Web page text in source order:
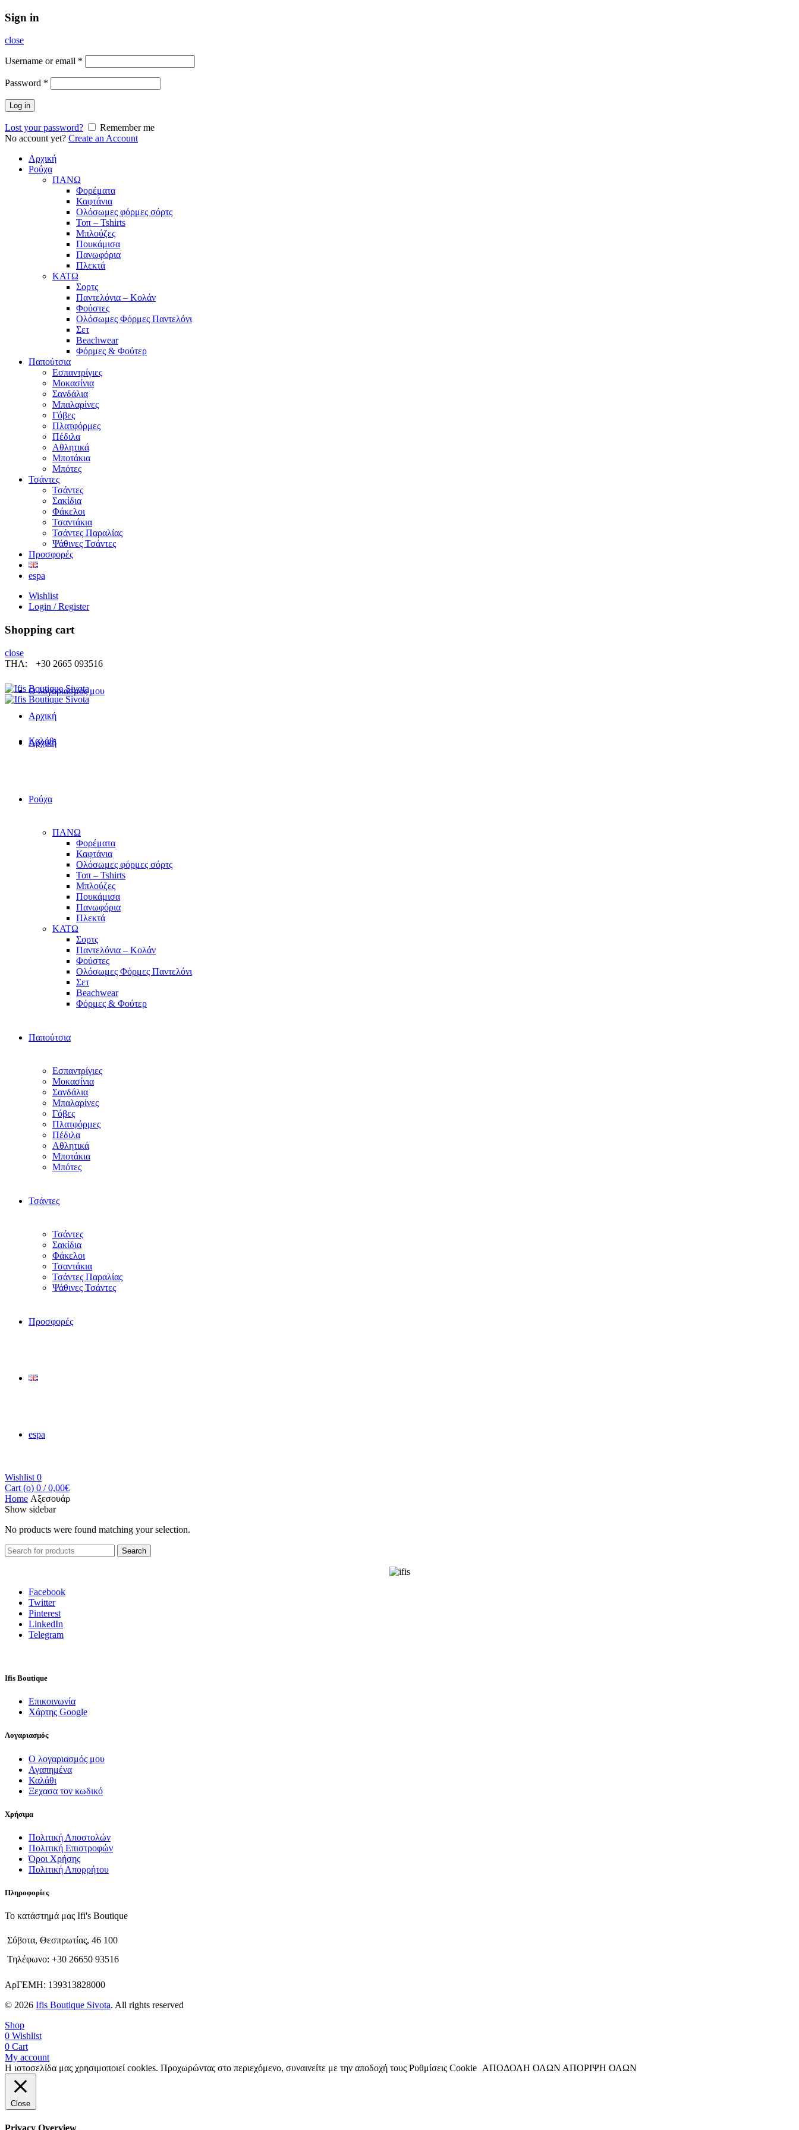
Sign in
close
Username or email *
Password *
Log in
Lost your password?
Remember me
No account yet? Create an Account
Αρχική
Ρούχα
ΠΑΝΩ
Φορέματα
Καφτάνια
Ολόσωμες φόρμες σόρτς
Τοπ – Tshirts
Μπλούζες
Πουκάμισα
Πανωφόρια
Πλεκτά
ΚΑΤΩ
Σορτς
Παντελόνια – Κολάν
Φούστες
Ολόσωμες Φόρμες Παντελόνι
Σετ
Beachwear
Φόρμες & Φούτερ
Παπούτσια
Εσπαντρίγιες
Μοκασίνια
Σανδάλια
Μπαλαρίνες
Γόβες
Πλατφόρμες
Πέδιλα
Αθλητικά
Μποτάκια
Μπότες
Τσάντες
Τσάντες
Σακίδια
Φάκελοι
Τσαντάκια
Τσάντες Παραλίας
Ψάθινες Τσάντες
Προσφορές
espa
Wishlist
Login / Register
Shopping cart
close
ΤΗΛ:
+30 2665 093516
Ο λογαριασμός μου
Αρχική
Καλάθι
Αρχική
Ρούχα
ΠΑΝΩ
Φορέματα
Καφτάνια
Ολόσωμες φόρμες σόρτς
Τοπ – Tshirts
Μπλούζες
Πουκάμισα
Πανωφόρια
Πλεκτά
ΚΑΤΩ
Σορτς
Παντελόνια – Κολάν
Φούστες
Ολόσωμες Φόρμες Παντελόνι
Σετ
Beachwear
Φόρμες & Φούτερ
Παπούτσια
Εσπαντρίγιες
Μοκασίνια
Σανδάλια
Μπαλαρίνες
Γόβες
Πλατφόρμες
Πέδιλα
Αθλητικά
Μποτάκια
Μπότες
Τσάντες
Τσάντες
Σακίδια
Φάκελοι
Τσαντάκια
Τσάντες Παραλίας
Ψάθινες Τσάντες
Προσφορές
espa
Wishlist 0
Cart (o) 0 / 0,00€
Home Αξεσουάρ
Show sidebar
No products were found matching your selection.
Search
for:
Search
Facebook
Twitter
Pinterest
LinkedIn
Telegram
Ifis Boutique
Επικοινωνία
Χάρτης Google
Λογαριασμός
Ο λογαριασμός μου
Αγαπημένα
Καλάθι
Ξεχασα τον κωδικό
Χρήσιμα
Πολιτική Αποστολών
Πολιτική Επιστροφών
Όροι Χρήσης
Πολιτική Απορρήτου
Πληροφορίες
Το κατάστημά μας Ifi's Boutique
Σύβοτα, Θεσπρωτίας, 46 100
Τηλέφωνο: +30 26650 93516
ΑρΓΕΜΗ: 139313828000
© 2026 Ifis Boutique Sivota. All rights reserved
Shop
0 Wishlist
0 Cart
My account
Η ιστοσελίδα μας χρησιμοποιεί cookies. Προχωρώντας στο περιεχόμενο, συναινείτε με την αποδοχή τους Ρυθμίσεις Cookie ΑΠΟΔΟΛΗ ΟΛΩΝ ΑΠΟΡΙΨΗ ΟΛΩΝ
Close
Privacy Overview